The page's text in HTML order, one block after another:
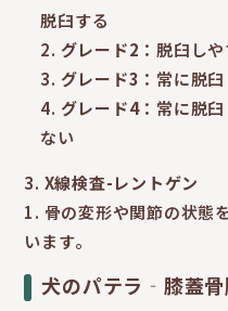
脱臼する
グレード2 ：脱臼し
グレード3 ：常に脱
グレード4：常に脱
ない
X線検査-レントゲン
骨の変形や関節の状態
います。
犬のパテラ‐膝蓋